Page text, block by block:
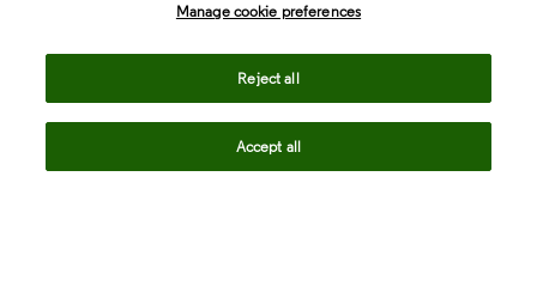
Manage cookie preferences
Reject all
Accept all